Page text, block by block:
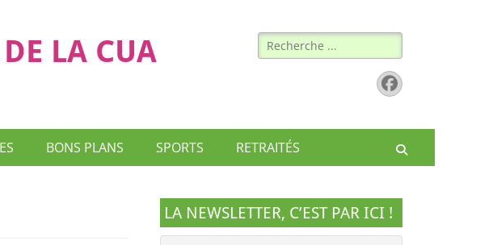
LA CUA Rechercher :
Facebook
BONS PLANS SPORTS RETRAITÉS
LA NEWSLETTER, C’EST PAR ICI !